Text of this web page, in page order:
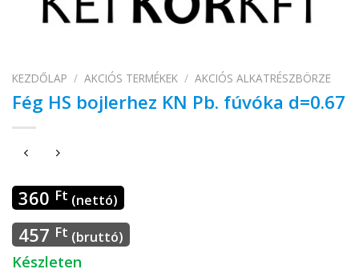
KEZDŐLAP / AKCIÓS TERMÉKEK / AKCIÓS ALKATRÉSZBÖRZE
Fég HS bojlerhez KN Pb. fúvóka d=0.67
360 Ft (nettó)
457 Ft (bruttó)
Készleten